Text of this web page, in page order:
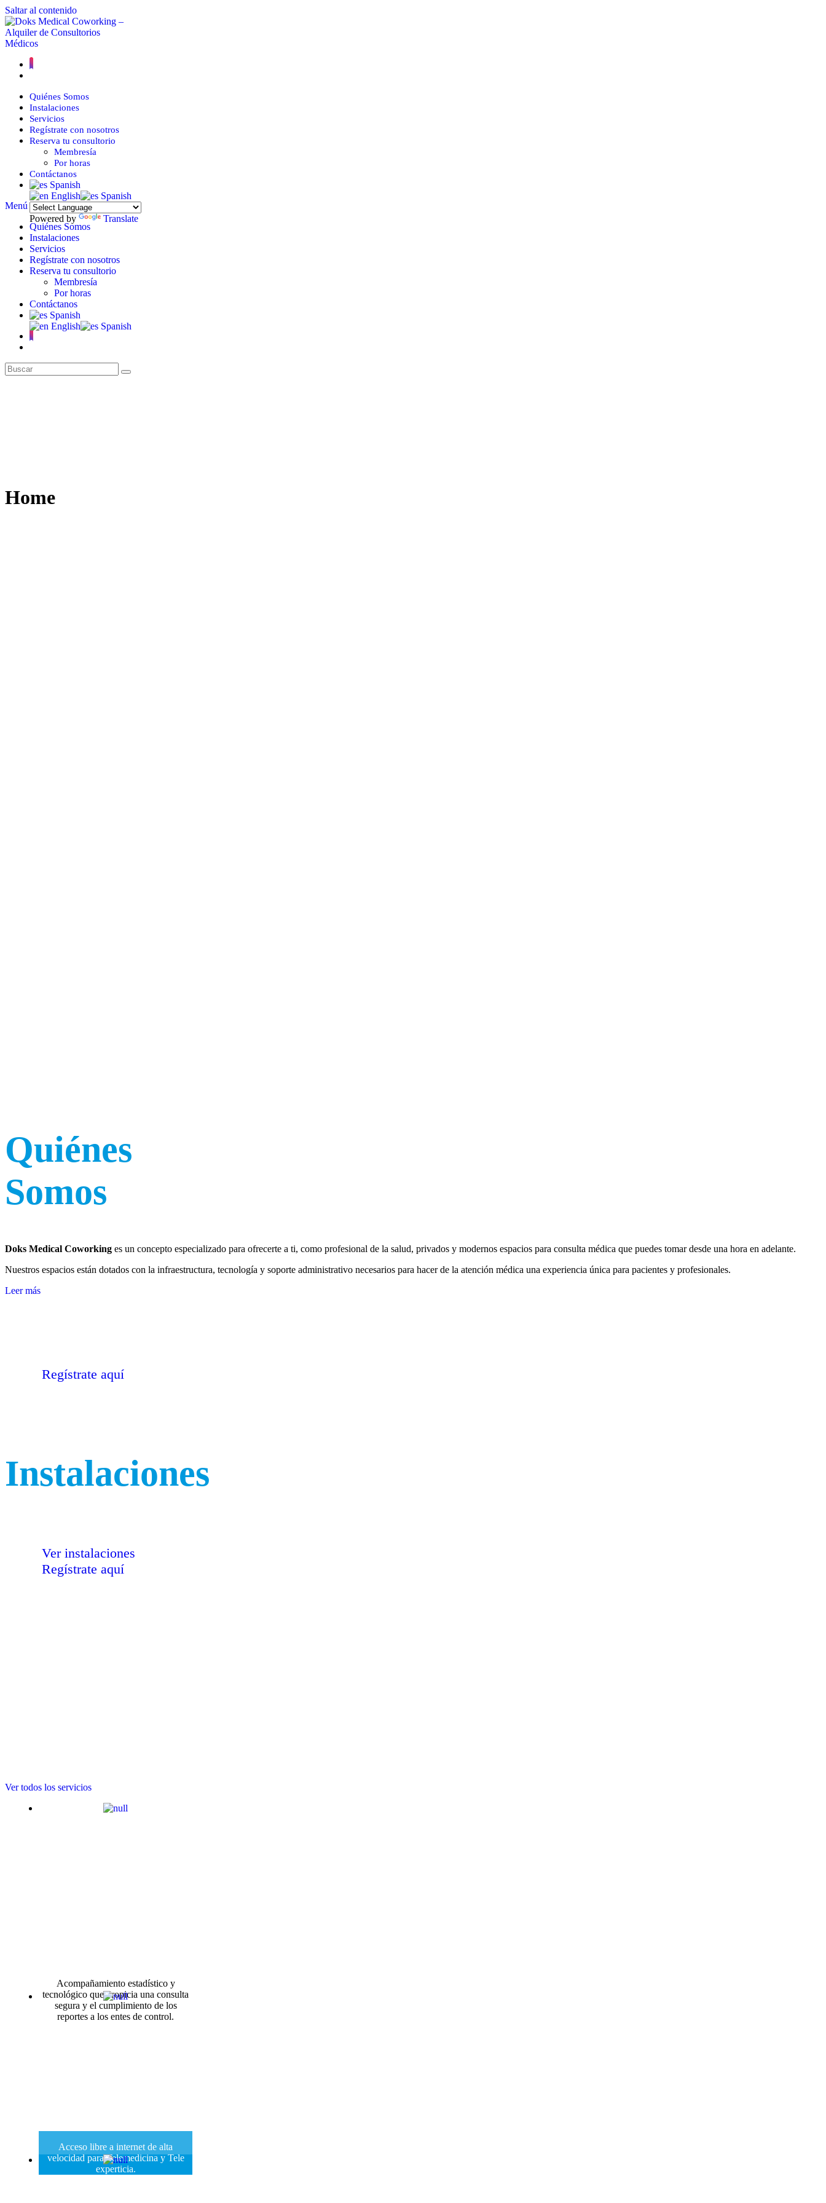
Saltar al contenido
Quiénes Somos
Instalaciones
Servicios
Regístrate con nosotros
Reserva tu consultorio
Membresía
Por horas
Contáctanos
Spanish
English
Spanish
Powered by Translate
Menú Cerrar
Quiénes Somos
Instalaciones
Servicios
Regístrate con nosotros
Reserva tu consultorio
Membresía
Por horas
Contáctanos
Spanish
English
Spanish
Home
Quiénes
Somos
Doks Medical Coworking es un concepto especializado para ofrecerte a ti, como profesional de la salud, privados y modernos espacios para consulta médica que puedes tomar desde una hora en adelante.
Nuestros espacios están dotados con la infraestructura, tecnología y soporte administrativo necesarios para hacer de la atención médica una experiencia única para pacientes y profesionales.
Leer más
Regístrate aquí
Instalaciones
Ver instalaciones
Regístrate aquí
Ver todos los servicios
Acompañamiento estadístico y
tecnológico que propicia una consulta
segura y el cumplimiento de los
reportes a los entes de control.
Acceso libre a internet de alta
velocidad para Telemedicina y Tele
experticia.